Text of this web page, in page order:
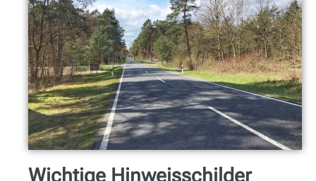
Hier gibt es Abstufungen.
An bestimmten Stellen darf der Wald auf eigene
Verantwortung betreten werden. Zone 0 / I und II
kennzeichnen das Risiko des jeweiligen Gebietes. Na
das ist doch mal was.